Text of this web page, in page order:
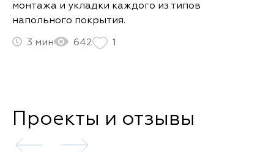
монтажа и укладки каждого из типов
напольного покрытия.
3 642 1
Проекты и отзывы